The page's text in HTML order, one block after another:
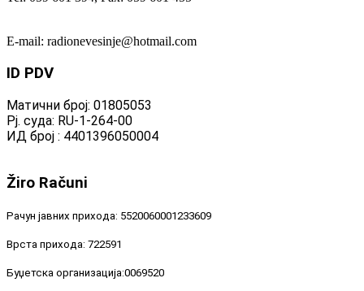
E-mail: radionevesinje@hotmail.com
ID PDV
Матични број: 01805053
Рј. суда: RU-1-264-00
ИД број : 4401396050004
Žiro Računi
Рачун јавних прихода: 5520060001233609
Врста прихода: 722591
Буџетска организација:0069520